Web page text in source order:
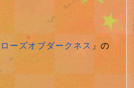
ーズオブダークネス」の